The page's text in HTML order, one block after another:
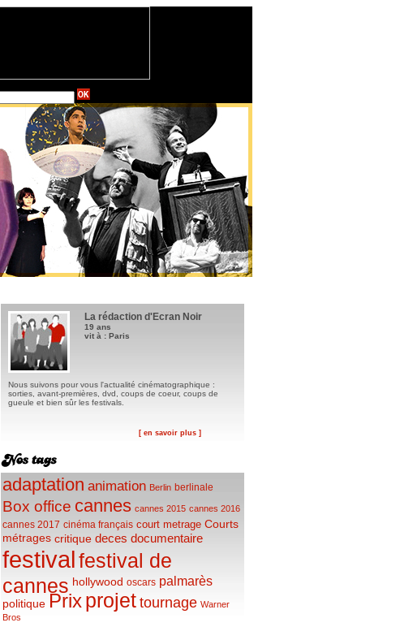
La rédaction d'Ecran Noir
19 ans
vit à : Paris
Nous suivons pour vous l'actualité cinématographique :
sorties, avant-premières, dvd, coups de coeur, coups de
gueule et bien sûr les festivals.
[ en savoir plus ]
adaptation animation Berlin berlinale
Box office cannes cannes 2015 cannes 2016
cannes 2017 cinéma français court metrage Courts
métrages critique deces documentaire
festivalfestival de
cannes hollywood oscars palmarès
politique Prixprojet tournage Warner
Bros